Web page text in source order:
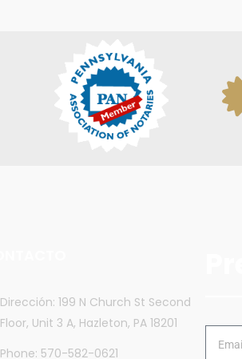
Dirección: 199 N Church St Second
Floor, Unit 3 A, Hazleton, PA 18201
Phone: 570-582-0621